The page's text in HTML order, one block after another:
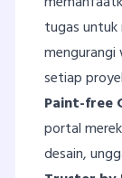
tugas
mengurangi
setiap
Paint-free
portal
desain,